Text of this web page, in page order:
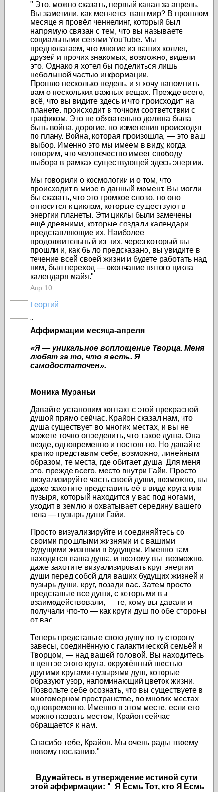
" Это, можно сказать, первый канал за апрель.
Вы заметили, как меняется ваш мир? В прошлом
месяце я провёл ченнелинг, который был
напрямую связан с тем, что вы называете
социальными сетями YouTube. Мы
предполагаем, что многие из ваших коллег,
друзей и прочих знакомых, возможно, видели
это. Однако я хотел бы поделиться лишь
небольшой частью информации.
Прошло несколько недель, и я хочу напомнить
вам о нескольких важных вещах. Прежде всего,
всё, что вы видите здесь и что происходит на
планете, происходит в точном соответствии с
графиком. Это не обязательно должна была
быть война, дорогие, но изменения происходят
по плану. Война, которая произошла, — это ваш
выбор. Именно это мы имеем в виду, когда
говорим, что человечество имеет свободу
выбора в рамках существующей здесь энергии.
Мы говорили о космологии и о том, что
происходит в мире в данный момент. Вы могли
бы сказать, что это громкое слово, но оно
относится к циклам, которые существуют в
энергии планеты. Эти циклы были замечены
ещё древними, которые создали календари,
представляющие их. Наиболее
продолжительный из них, через который вы
прошли и, как было предсказано, вы увидите в
течение всей своей жизни и будете работать над
ним, был переход — окончание пятого цикла
календаря майя."
Апр 10
Георгий
"
Аффирмации месяца-апреля
«Я — уникальное воплощение Творца. Меня
любят за то, что я есть. Я
самодостаточен».
Моника Мураньи
Давайте установим контакт с этой прекрасной
душой прямо сейчас. Крайон сказал нам, что
душа существует во многих местах, и вы не
можете точно определить, что такое душа. Она
везде, одновременно и постоянно. Но давайте
кратко представим себе, возможно, линейным
образом, те места, где обитает душа. Для меня
это, прежде всего, место внутри Гайи. Просто
визуализируйте часть своей души, возможно, вы
даже захотите представить её в виде круга или
пузыря, который находится у вас под ногами,
уходит в землю и охватывает середину вашего
тела — пузырь души Гайи.
Просто визуализируйте и соединяйтесь со
своими прошлыми жизнями и с вашими
будущими жизнями в будущем. Именно там
находится ваша душа, и поэтому вы, возможно,
даже захотите визуализировать круг энергии
души перед собой для ваших будущих жизней и
пузырь души, круг, позади вас. Затем просто
представьте все души, с которыми вы
взаимодействовали, — те, кому вы давали и
получали что-то — как круги душ по обе стороны
от вас.
Теперь представьте свою душу по ту сторону
завесы, соединённую с галактической семьёй и
Творцом, — над вашей головой. Вы находитесь
в центре этого круга, окружённый шестью
другими кругами-пузырями душ, которые
образуют узор, напоминающий цветок жизни.
Позвольте себе осознать, что вы существуете в
многомерном пространстве, во многих местах
одновременно. Именно в этом месте, если его
можно назвать местом, Крайон сейчас
обращается к нам.
Спасибо тебе, Крайон. Мы очень рады твоему
новому посланию."
Вдумайтесь в утверждение истиной сути
этой аффирмации: " Я Есмь Тот, кто Я Есмь